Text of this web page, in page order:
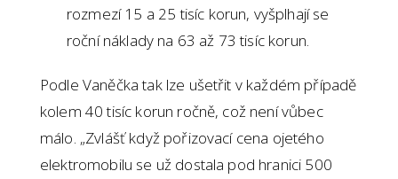
rozmezí 15 a 25 tisíc korun, vyšplhají se
roční náklady na 63 až 73 tisíc korun.
Podle Vaněčka tak lze ušetřit v každém případě
kolem 40 tisíc korun ročně, což není vůbec
málo. „Zvlášť když pořizovací cena ojetého
elektromobilu se už dostala pod hranici 500